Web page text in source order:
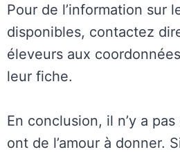
Pour de l’information sur
disponibles, contactez
éleveurs aux
leur fiche.
En conclusion, il n’y a
ont de l’amour à donner.